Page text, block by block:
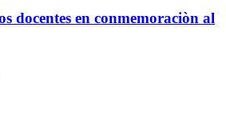
docentes en conmemoraciòn al